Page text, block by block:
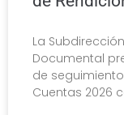
La
Documental
de
Cuentas 2026